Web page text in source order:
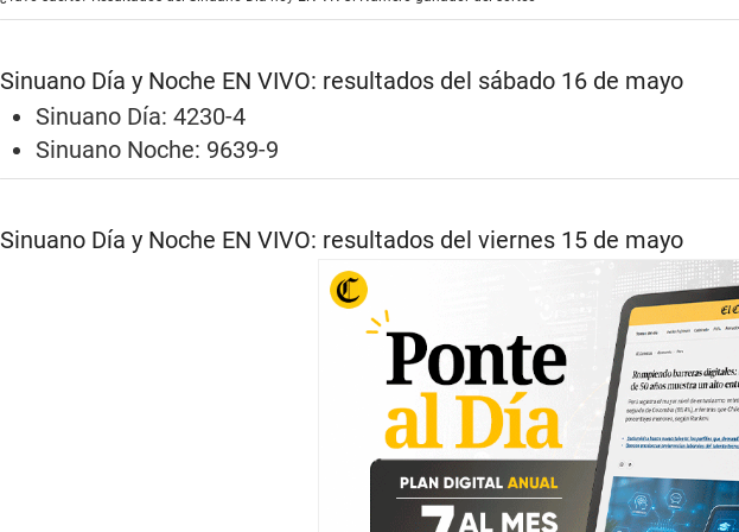
Sinuano Día y Noche EN VIVO: resultados del sábado 16 de mayo
Sinuano Día: 4230-4
Sinuano Noche: 9639-9
Sinuano Día y Noche EN VIVO: resultados del viernes 15 de mayo